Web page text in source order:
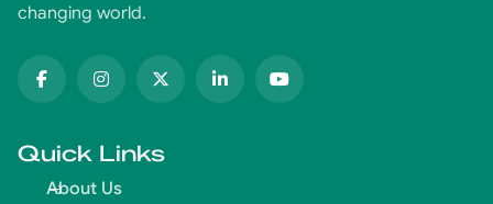
changing world.
Quick Links
About Us